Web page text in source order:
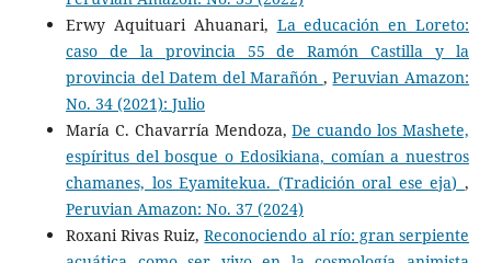
Erwy Aquituari Ahuanari, La educación en Loreto:
caso de la provincia 55 de Ramón Castilla y la
provincia del Datem del Marañón ,Peruvian Amazon:
No. 34 (2021): Julio
María C. Chavarría Mendoza,De cuando los Mashete,
espíritus del bosque o Edosikiana, comían a nuestros
chamanes, los Eyamitekua. (Tradición oral ese eja),
Peruvian Amazon: No. 37 (2024)
Roxani Rivas Ruiz,Reconociendo al río: gran serpiente